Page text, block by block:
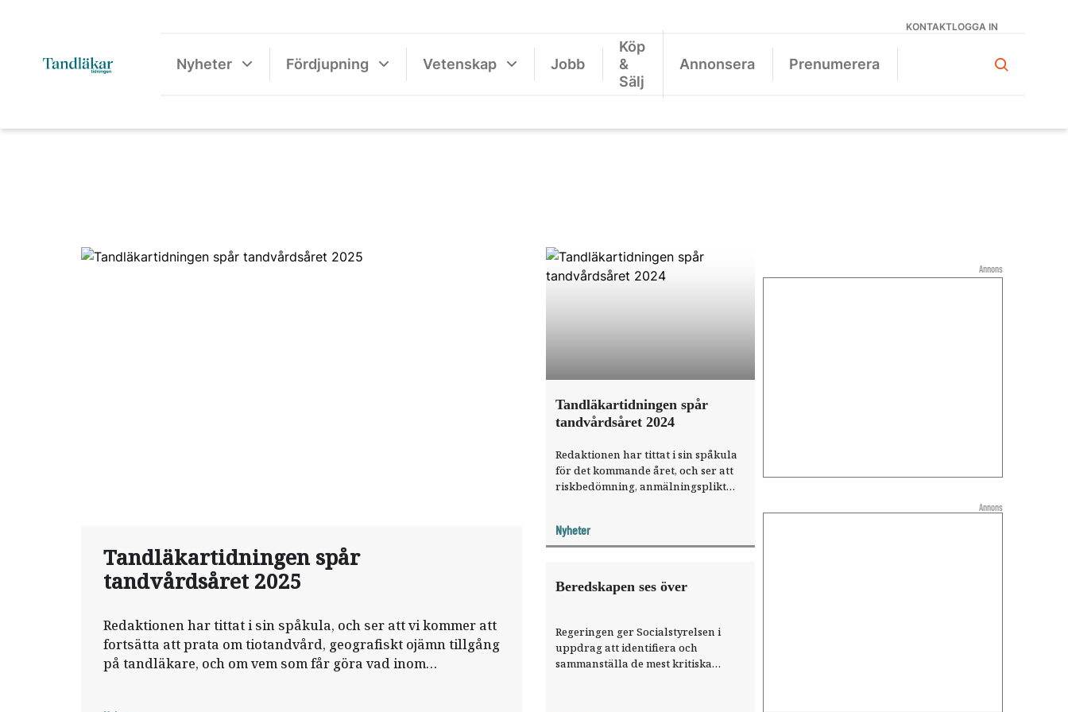
KONTAKTLOGGA IN
Nyheter Fördjupning Vetenskap Jobb
Köp
&
Sälj
Annonsera Prenumerera
Tandläkartidningen spår
tandvårdsåret 2025
Redaktionen har tittat i sin spåkula, och ser att vi kommer att
fortsätta att prata om tiotandvård, geografiskt ojämn tillgång
på tandläkare, och om vem som får göra vad inom
Tandläkartidningen spår
tandvårdsåret 2024
Redaktionen har tittat i sin spåkula
för det kommande året, och ser att
riskbedömning, anmälningsplikt
frågor.
Nyheter
Beredskapen ses över
Regeringen ger Socialstyrelsen i
uppdrag att identifiera och
sammanställa de mest kritiska
Annons
Annons